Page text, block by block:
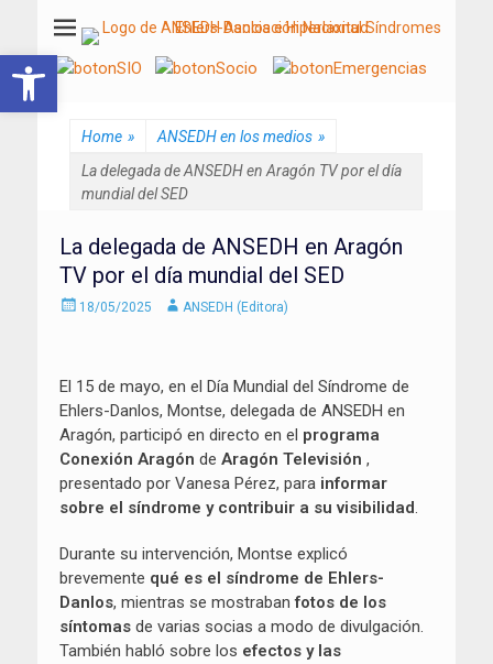
ANSEDH
Asociación Nacional del Síndrome de Ehlers-Danlos e Hiperlaxitud
Home » ANSEDH en los medios »
La delegada de ANSEDH en Aragón TV por el día
mundial del SED
La delegada de ANSEDH en Aragón
TV por el día mundial del SED
Enviado
18/05/2025 AutorANSEDH (Editora)
El 15 de mayo, en el Día Mundial del Síndrome de
Ehlers-Danlos, Montse, delegada de ANSEDH en
Aragón, participó en directo en el programa
Conexión Aragón de Aragón Televisión ,
presentado por Vanesa Pérez, para informar
sobre el síndrome y contribuir a su visibilidad.
Durante su intervención, Montse explicó
brevemente qué es el síndrome de Ehlers-
Danlos, mientras se mostrabanfotos de los
síntomas de varias socias a modo de divulgación.
También habló sobre los efectos y las
Abrir barra de herramientas